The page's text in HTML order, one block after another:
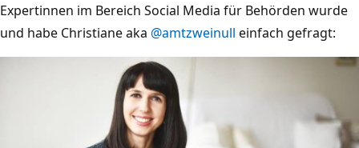
Expertinnen im Bereich Social Media für Behörden wurde
und habe Christiane aka @amtzweinull einfach gefragt: